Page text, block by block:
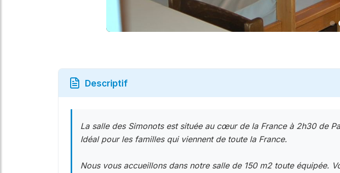
Descriptif
La salle des Simonots est située au cœur de la France à 2h30 de
Idéal pour les familles qui viennent de toute la France.
Nous vous accueillons dans notre salle de 150 m2 toute équipée.